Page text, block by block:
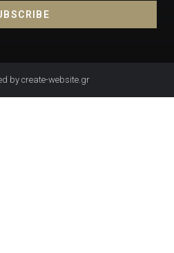
by create-website.gr